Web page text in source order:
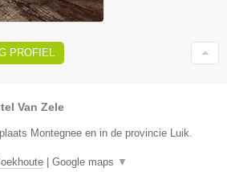
PROFIEL
Van Zele
Montegnee en in de provincie Luik.
| Google maps ▼